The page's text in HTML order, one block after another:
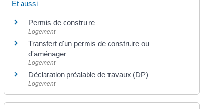
Et aussi
Permis de construire
Logement
Transfert d'un permis de construire ou
d'aménager
Logement
Déclaration préalable de travaux (DP)
Logement